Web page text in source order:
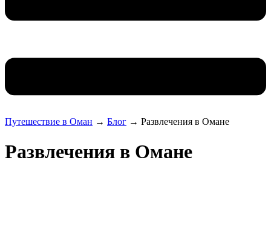
Путешествие в Оман → Блог → Развлечения в Омане
Развлечения в Омане